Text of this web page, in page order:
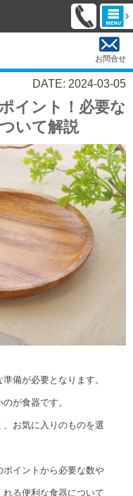
お問合せ
DATE: 2024-03-05
イント！必要な
いて解説
備が必要となります。
が食器です。
お気に入りのものを選
イントから必要な数や
る便利な食器について